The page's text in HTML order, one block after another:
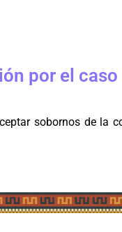
por el caso
sobornos de la